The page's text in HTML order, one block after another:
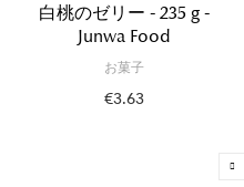
白桃のゼリー - 235 g -
Junwa Food
お菓子
€3.63